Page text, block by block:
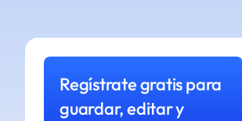
Regístrate gratis para
guardar, editar y